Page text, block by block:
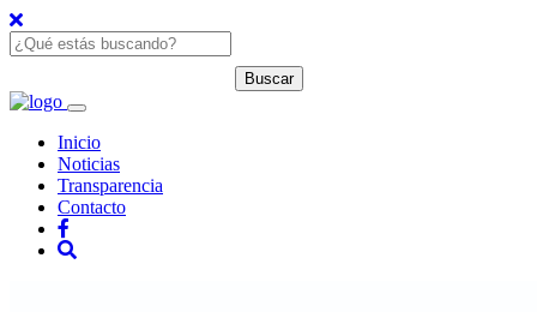
Inicio
Noticias
Transparencia
Contacto